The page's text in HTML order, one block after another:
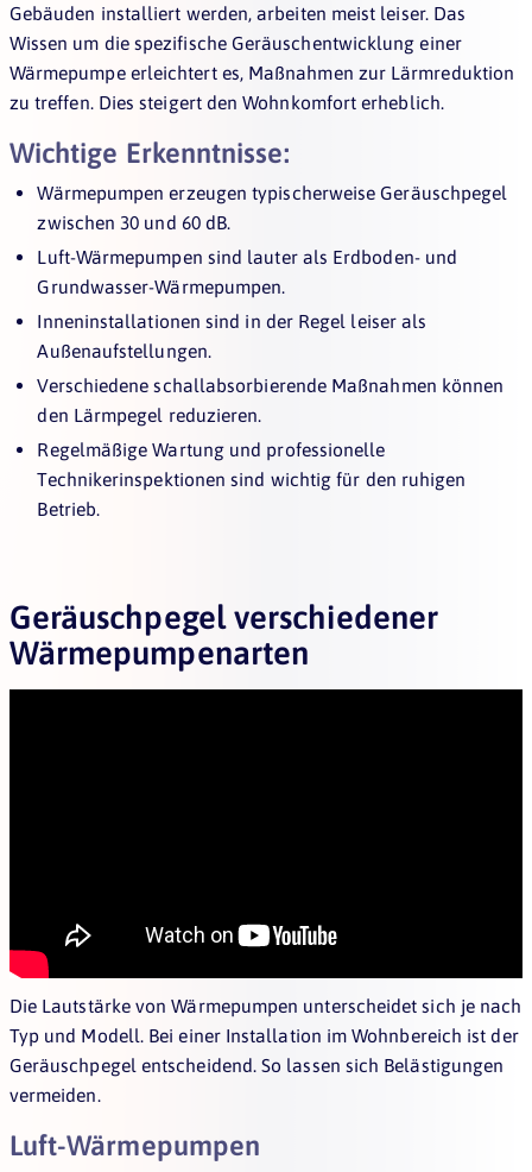
Gebäuden installiert werden, arbeiten meist leiser. Das
Wissen um die spezifische Geräuschentwicklung einer
Wärmepumpe erleichtert es, Maßnahmen zur Lärmreduktion
zu treffen. Dies steigert den Wohnkomfort erheblich.
Wichtige Erkenntnisse:
Wärmepumpen erzeugen typischerweise Geräuschpegel
zwischen 30 und 60 dB.
Luft-Wärmepumpen sind lauter als Erdboden- und
Grundwasser-Wärmepumpen.
Inneninstallationen sind in der Regel leiser als
Außenaufstellungen.
Verschiedene schallabsorbierende Maßnahmen können
den Lärmpegel reduzieren.
Regelmäßige Wartung und professionelle
Technikerinspektionen sind wichtig für den ruhigen
Betrieb.
Geräuschpegel verschiedener
Wärmepumpenarten
Die Lautstärke von Wärmepumpen unterscheidet sich je nach
Typ und Modell. Bei einer Installation im Wohnbereich ist der
Geräuschpegel entscheidend. So lassen sich Belästigungen
vermeiden.
Luft-Wärmepumpen